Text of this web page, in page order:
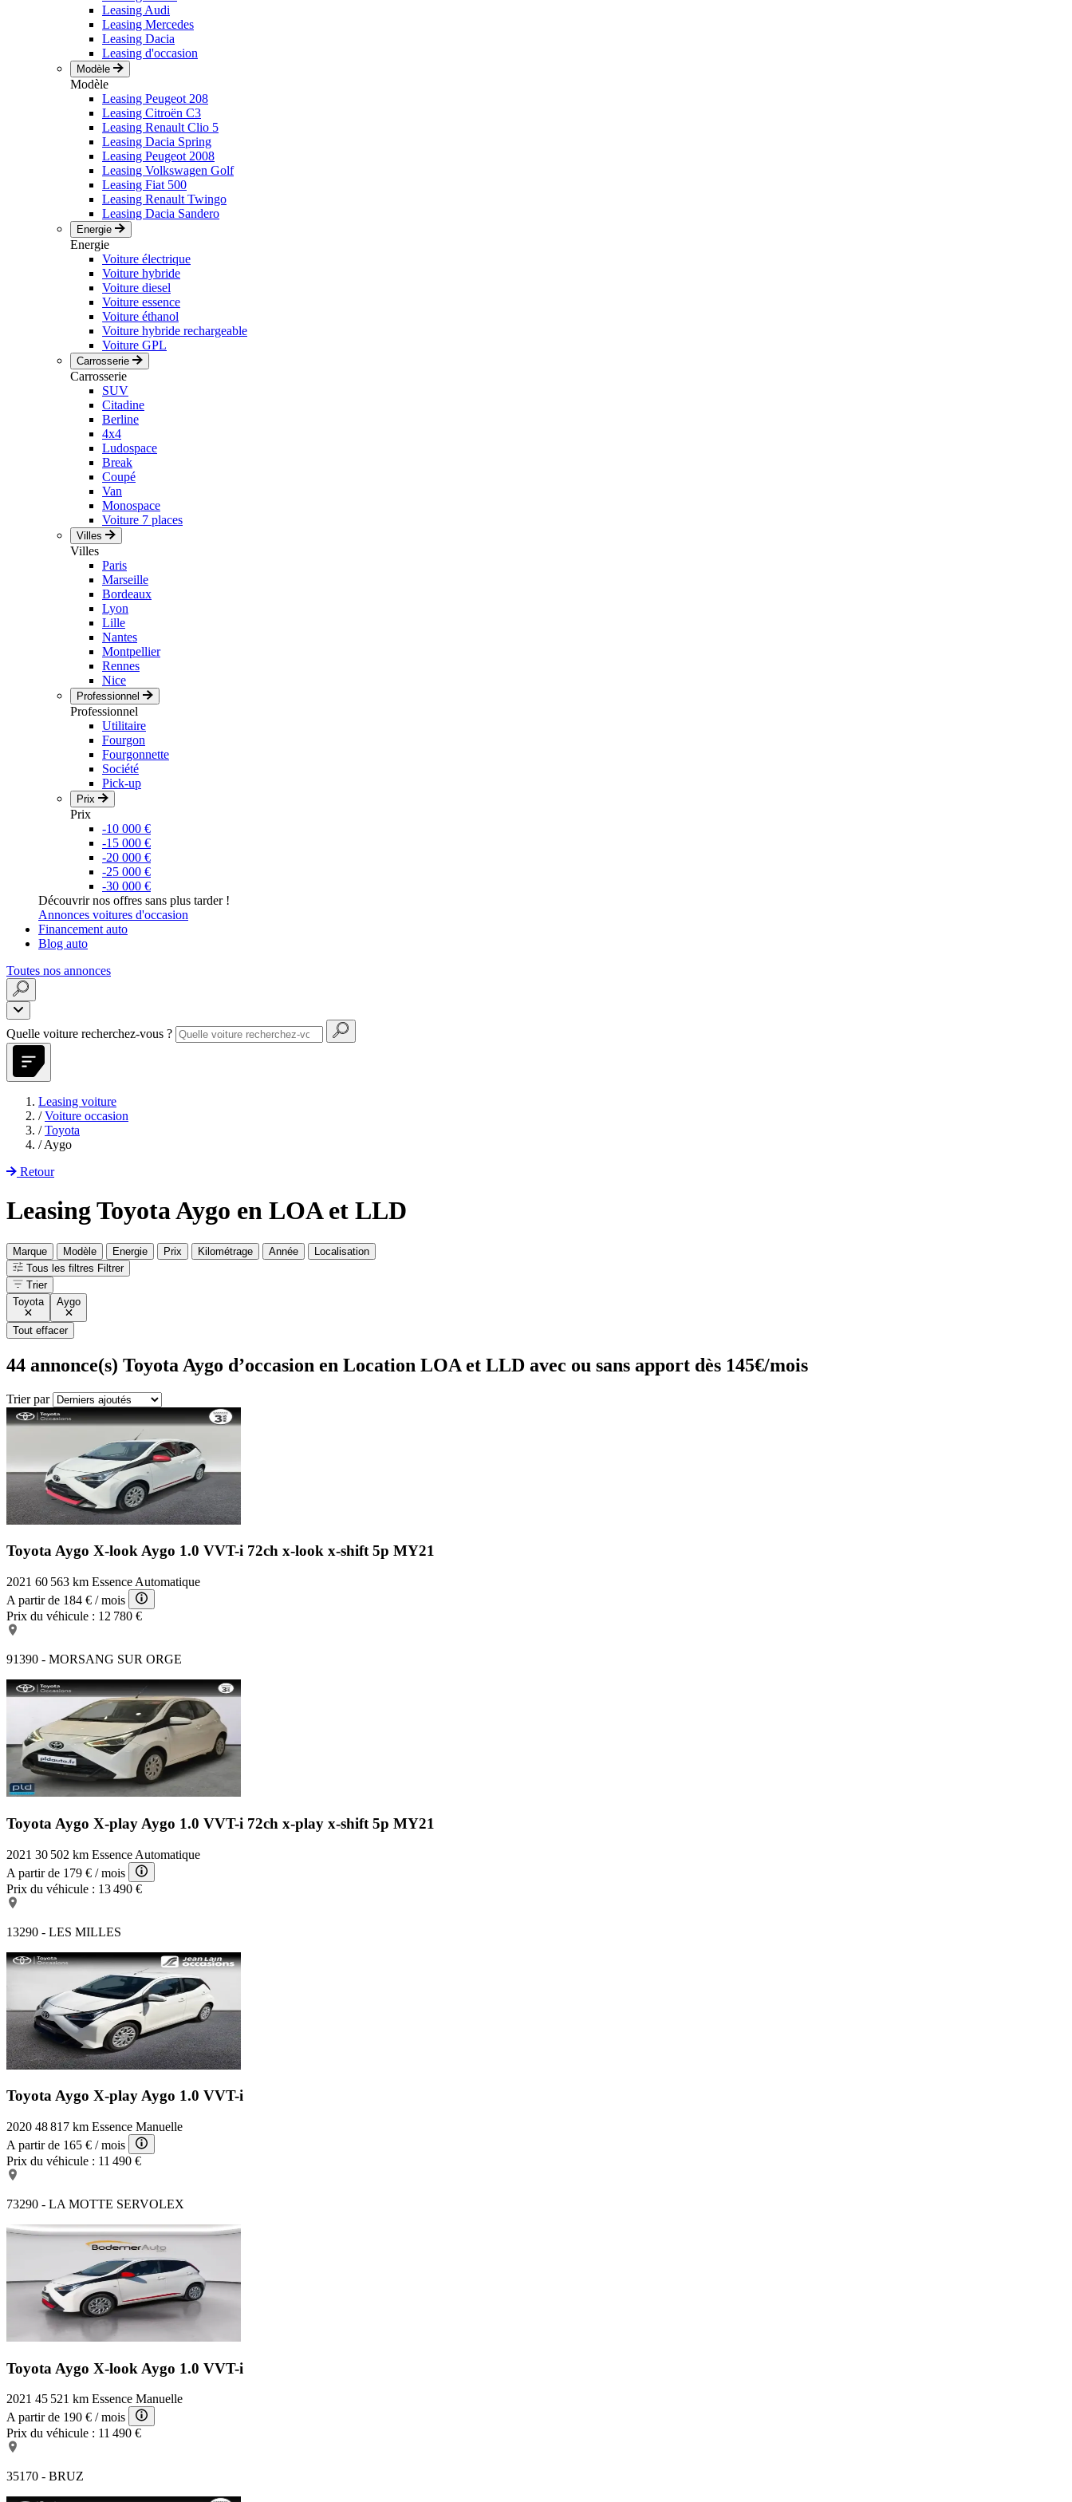
Leasing Audi
Leasing Mercedes
Leasing Dacia
Leasing d'occasion
Modèle
Modèle
Leasing Peugeot 208
Leasing Citroën C3
Leasing Renault Clio 5
Leasing Dacia Spring
Leasing Peugeot 2008
Leasing Volkswagen Golf
Leasing Fiat 500
Leasing Renault Twingo
Leasing Dacia Sandero
Energie
Energie
Voiture électrique
Voiture hybride
Voiture diesel
Voiture essence
Voiture éthanol
Voiture hybride rechargeable
Voiture GPL
Carrosserie
Carrosserie
SUV
Citadine
Berline
4x4
Ludospace
Break
Coupé
Van
Monospace
Voiture 7 places
Villes
Villes
Paris
Marseille
Bordeaux
Lyon
Lille
Nantes
Montpellier
Rennes
Nice
Professionnel
Professionnel
Utilitaire
Fourgon
Fourgonnette
Société
Pick-up
Prix
Prix
-10 000 €
-15 000 €
-20 000 €
-25 000 €
-30 000 €
Découvrir nos offres sans plus tarder !
Annonces voitures d'occasion
Financement auto
Blog auto
Toutes nos annonces
Quelle voiture recherchez-vous ?
Leasing voiture
/ Voiture occasion
/ Toyota
/ Aygo
Retour
Leasing Toyota Aygo en LOA et LLD
Marque Modèle Energie Prix Kilométrage Année
Localisation
Tous les filtres Filtrer
Trier
Toyota
Aygo
Tout effacer
44 annonce(s) Toyota Aygo d’occasion en Location LOA et LLD avec ou sans apport dès 145€/mois
Trier par
Toyota Aygo X-lookAygo 1.0 VVT-i 72ch x-look x-shift 5p MY21
2021 60 563 km Essence Automatique
A partir de 184 € / mois
Prix du véhicule : 12 780 €
91390 - MORSANG SUR ORGE
Toyota Aygo X-play Aygo 1.0 VVT-i 72ch x-play x-shift 5p MY21
2021 30 502 km Essence Automatique
A partir de 179 € / mois
Prix du véhicule : 13 490 €
13290 - LES MILLES
Toyota Aygo X-playAygo 1.0 VVT-i
2020 48 817 km Essence Manuelle
A partir de 165 € / mois
Prix du véhicule : 11 490 €
73290 - LA MOTTE SERVOLEX
Toyota Aygo X-look Aygo 1.0 VVT-i
2021 45 521 km Essence Manuelle
A partir de 190 € / mois
Prix du véhicule : 11 490 €
35170 - BRUZ